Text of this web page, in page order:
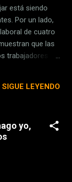
la IA
LLaMA .
siglas de Large
modelo de
decidido
se plantea a
está siendo
Por un lado,
de cuatro
que las
trabajadores
el trabajo a
sentido,
una noticia
plantea la
SIGUE LEYENDO
yo,